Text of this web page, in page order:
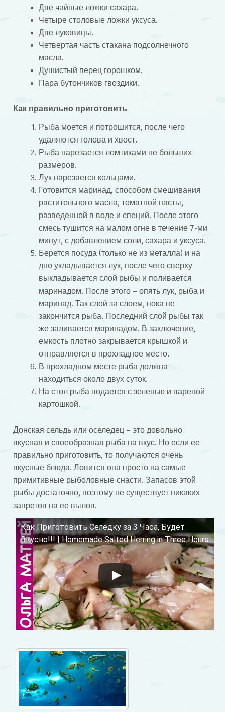
Две чайные ложки сахара.
Четыре столовые ложки уксуса.
Две луковицы.
Четвертая часть стакана подсолнечного
масла.
Душистый перец горошком.
Пара бутончиков гвоздики.
Как правильно приготовить
Рыба моется и потрошится, после чего
удаляются голова и хвост.
Рыба нарезается ломтиками не больших
размеров.
Лук нарезается кольцами.
Готовится маринад, способом смешивания
растительного масла, томатной пасты,
разведенной в воде и специй. После этого
смесь тушится на малом огне в течение 7-ми
минут, с добавлением соли, сахара и уксуса.
Берется посуда (только не из металла) и на
дно укладывается лук, после чего сверху
выкладывается слой рыбы и поливается
маринадом. После этого – опять лук, рыба и
маринад. Так слой за слоем, пока не
закончится рыба. Последний слой рыбы так
же заливается маринадом. В заключение,
емкость плотно закрывается крышкой и
отправляется в прохладное место.
В прохладном месте рыба должна
находиться около двух суток.
На стол рыба подается с зеленью и вареной
картошкой.
Донская сельдь или оселедец – это довольно
вкусная и своеобразная рыба на вкус. Но если ее
правильно приготовить, то получаются очень
вкусные блюда. Ловится она просто на самые
примитивные рыболовные снасти. Запасов этой
рыбы достаточно, поэтому не существует никаких
запретов на ее вылов.
Как Приготовить Селедку за 3 Часа, Будет
Вкусно!!! | Homemade Salted Herring in Three Hours
Смотрите это видео на YouTube